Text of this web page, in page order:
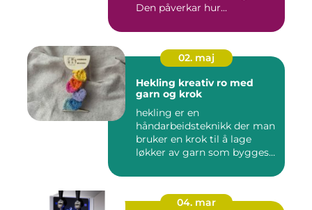
Den påverkar hur...
02. maj
Hekling kreativ ro med
garn og krok
hekling er en
håndarbeidsteknikk der man
bruker en krok til å lage
løkker av garn som bygges
04. mar